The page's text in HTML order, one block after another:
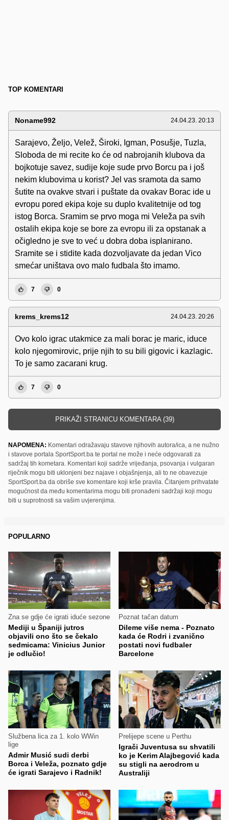
TOP KOMENTARI
Noname992 24.04.23. 20:13
Sarajevo, Željo, Velež, Široki, Igman, Posušje, Tuzla,
Sloboda de mi recite ko će od nabrojanih klubova da
bojkotuje savez, sudije koje sude prvo Borcu pa i još
nekim klubovima u korist? Jel vas sramota da samo
šutite na ovakve stvari i puštate da ovakav Borac ide u
evropu pored ekipa koje su duplo kvalitetnije od tog
istog Borca. Sramim se prvo moga mi Veleža pa svih
ostalih ekipa koje se bore za evropu ili za opstanak a
očigledno je sve to već u dobra doba isplanirano.
Sramite se i stidite kada dozvoljavate da jedan Vico
smećar uništava ovo malo fudbala što imamo.
7 0
krems_krems12 24.04.23. 20:26
Ovo kolo igrac utakmice za mali borac je maric, iduce
kolo njegomirovic, prije njih to su bili gigovic i kazlagic.
To je samo zacarani krug.
7 0
PRIKAŽI STRANICU KOMENTARA (39)
NAPOMENA: Komentari odražavaju stavove njihovih autora/ica, a ne nužno
i stavove portala SportSport.ba te portal ne može i neće odgovarati za
sadržaj tih kometara. Komentari koji sadrže vrijeđanja, psovanja i vulgaran
riječnik mogu biti uklonjeni bez najave i objašnjenja, ali to ne obavezuje
SportSport.ba da obriše sve komentare koji krše pravila. Čitanjem prihvatate
mogućnost da među komentarima mogu biti pronađeni sadržaji koji mogu
biti u suprotnosti sa vašim uvjerenjima.
POPULARNO
Zna se gdje će igrati iduće sezone
Mediji u Španiji jutros
objavili ono što se čekalo
sedmicama: Vinicius Junior
je odlučio!
Poznat tačan datum
Dileme više nema - Poznato
kada će Rodri i zvanično
postati novi fudbaler
Barcelone
Službena lica za 1. kolo WWin
lige
Admir Musić sudi derbi
Borca i Veleža, poznato gdje
će igrati Sarajevo i Radnik!
Prelijepe scene u Perthu
Igrači Juventusa su shvatili
ko je Kerim Alajbegović kada
su stigli na aerodrom u
Australiji